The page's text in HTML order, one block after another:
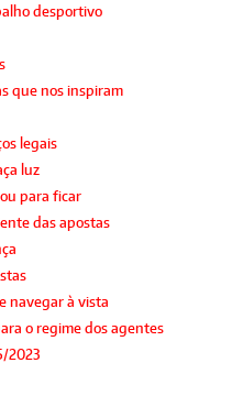
desportivo
que nos inspiram
legais
luz
para ficar
das apostas
navegar à vista
o regime dos agentes
2023